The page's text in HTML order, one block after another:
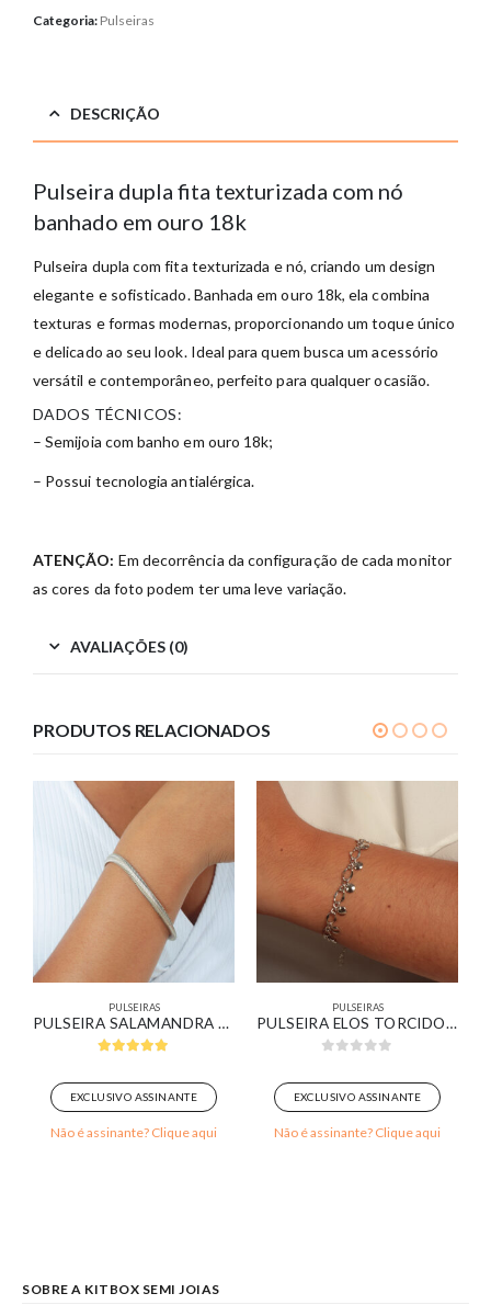
Categoria: Pulseiras
DESCRIÇÃO
Pulseira dupla fita texturizada com nó
banhado em ouro 18k
Pulseira dupla com fita texturizada e nó, criando um design
elegante e sofisticado. Banhada em ouro 18k, ela combina
texturas e formas modernas, proporcionando um toque único
e delicado ao seu look. Ideal para quem busca um acessório
versátil e contemporâneo, perfeito para qualquer ocasião.
DADOS TÉCNICOS:
– Semijoia com banho em ouro 18k;
– Possui tecnologia antialérgica.
ATENÇÃO: Em decorrência da configuração de cada monitor
as cores da foto podem ter uma leve variação.
AVALIAÇÕES (0)
PRODUTOS RELACIONADOS
PULSEIRAS
PULSEIRA SALAMANDRA BANHADA EM OURO BRANCO
EXCLUSIVO ASSINANTE
Não é assinante? Clique aqui
PULSEIRAS
PULSEIRA ELOS TORCIDOS COM MEDALHINHAS LISAS BANHADO EM OURO BRANCO
EXCLUSIVO ASSINANTE
Não é assinante? Clique aqui
SOBRE A KITBOX SEMI JOIAS